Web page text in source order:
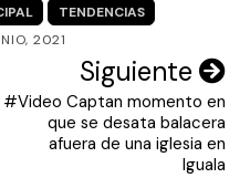
TENDENCIAS
2021
Siguiente
#Video Captan momento en
que se desata balacera
afuera de una iglesia en
Iguala